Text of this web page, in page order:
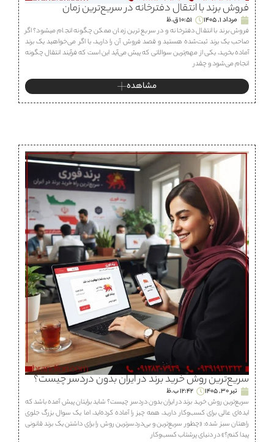
فروش برند با انتقال دفترخانه در سریع‌ترین زمان
مرداد 1, 1405
10:51 ق.ظ
فروش برند با انتقال دفترخانه و در سریع ترین زمان ممکن چگونه انجام میشود؟ اگر
صاحب یک برند ثبت‌شده هستید و قصد فروش آن را دارید، یا اگر می‌خواهید یک برند
آماده بخرید، یکی از مهم‌ترین سوالاتی که پیش می‌آید این است که فرآیند انتقال چگونه
انجام می‌شود و چقدر
مشاهده
سریع‌ترین روش خرید برند در ایران بدون دردسر چیست؟
تیر 30, 1405
12:42 ب.ظ
سریع‌ترین روش خرید برند در ایران بدون دردسر چیست؟ شاید برایتان پیش آمده باشد که
ایده‌ای عالی برای کسب‌وکار دارید، همه چیز را آماده کرده‌اید، اما یک سوال بزرگ جلوی
راهتان سبز شده: «چطور سریع‌ترین و بی‌دردسرترین روش را برای داشتن یک برند قانونی
پیدا کنم؟» در دنیای پرشتاب کسب‌وکار